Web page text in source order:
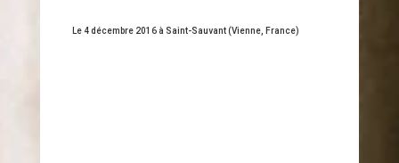
Le 4 décembre 2016 à Saint-Sauvant (Vienne, France)